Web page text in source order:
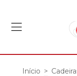
Início >